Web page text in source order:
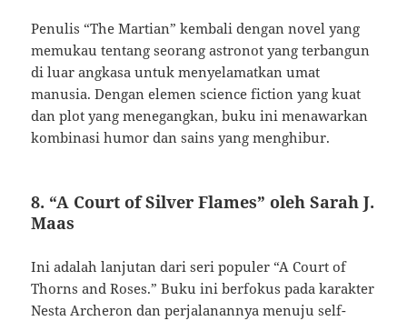
Penulis “The Martian” kembali dengan novel yang
memukau tentang seorang astronot yang terbangun
di luar angkasa untuk menyelamatkan umat
manusia. Dengan elemen science fiction yang kuat
dan plot yang menegangkan, buku ini menawarkan
kombinasi humor dan sains yang menghibur.
8. “A Court of Silver Flames” oleh Sarah J.
Maas
Ini adalah lanjutan dari seri populer “A Court of
Thorns and Roses.” Buku ini berfokus pada karakter
Nesta Archeron dan perjalanannya menuju self-